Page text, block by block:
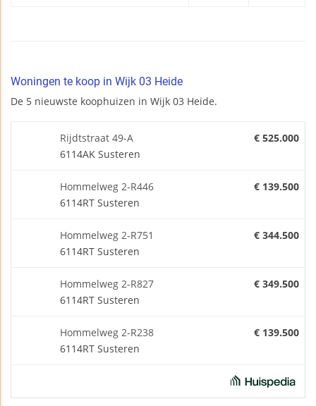
Woningen te koop in Wijk 03 Heide
De 5 nieuwste koophuizen in Wijk 03 Heide.
Rijdtstraat 49-A
6114AK Susteren
€ 525.000
Hommelweg 2-R446
6114RT Susteren
€ 139.500
Hommelweg 2-R751
6114RT Susteren
€ 344.500
Hommelweg 2-R827
6114RT Susteren
€ 349.500
Hommelweg 2-R238
6114RT Susteren
€ 139.500